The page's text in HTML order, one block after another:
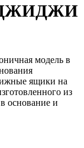
ДЖИДЖИ
модель в
ящики на
из
основание и